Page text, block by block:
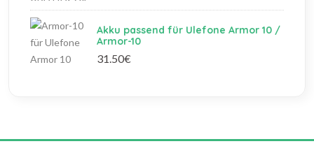
Akku passend für Ulefone Armor 10 /
Armor-10
31.50€